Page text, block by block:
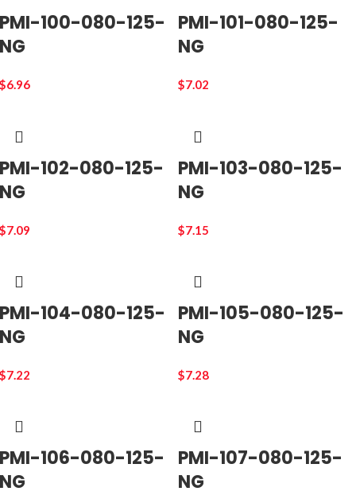
PMI-100-080-125-
NG
$6.96
PMI-101-080-125-
NG
$7.02
PMI-102-080-125-
NG
$7.09
PMI-103-080-125-
NG
$7.15
PMI-104-080-125-
NG
$7.22
PMI-105-080-125-
NG
$7.28
PMI-106-080-125-
NG
PMI-107-080-125-
NG